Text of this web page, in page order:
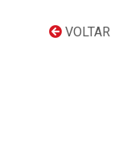
VOLTAR